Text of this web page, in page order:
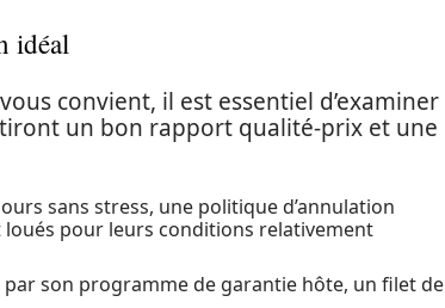
idéal
convient, il est essentiel d’examiner
un bon rapport qualité-prix et une
sans stress, une politique d’annulation
pour leurs conditions relativement
son programme de garantie hôte, un filet de